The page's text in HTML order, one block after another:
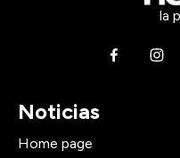
la
Noticias
Home page